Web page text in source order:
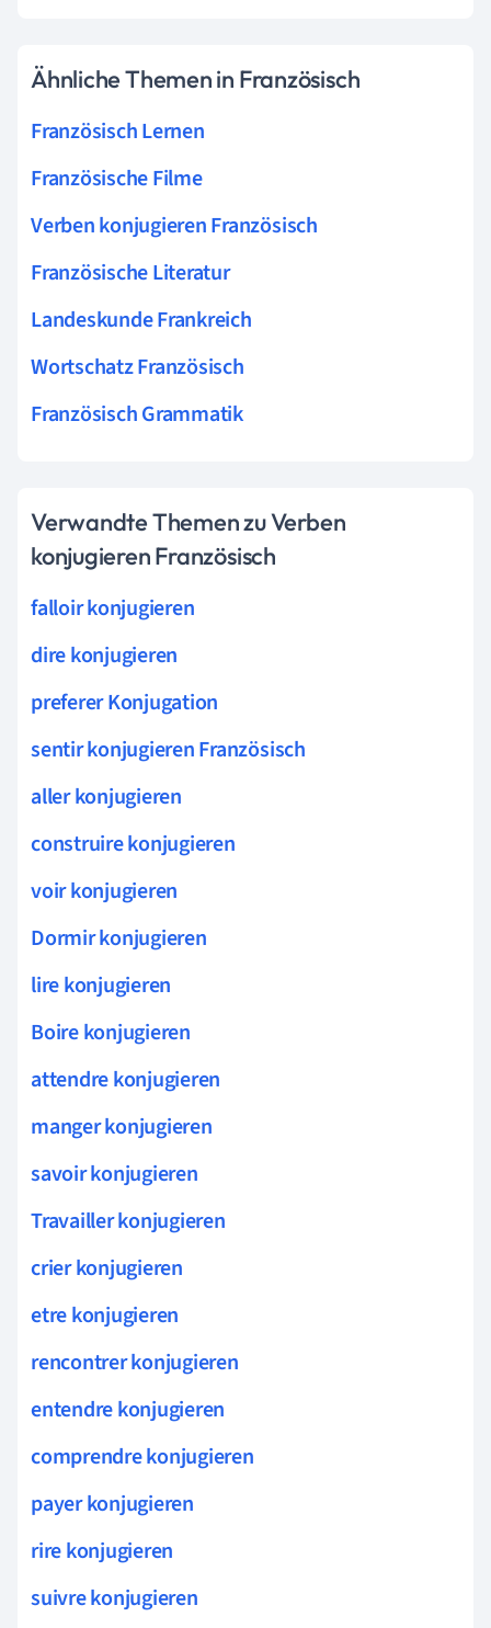
Ähnliche Themen in Französisch
Französisch Lernen
Französische Filme
Verben konjugieren Französisch
Französische Literatur
Landeskunde Frankreich
Wortschatz Französisch
Französisch Grammatik
Verwandte Themen zu Verben
konjugieren Französisch
falloir konjugieren
dire konjugieren
preferer Konjugation
sentir konjugieren Französisch
aller konjugieren
construire konjugieren
voir konjugieren
Dormir konjugieren
lire konjugieren
Boire konjugieren
attendre konjugieren
manger konjugieren
savoir konjugieren
Travailler konjugieren
crier konjugieren
etre konjugieren
rencontrer konjugieren
entendre konjugieren
comprendre konjugieren
payer konjugieren
rire konjugieren
suivre konjugieren